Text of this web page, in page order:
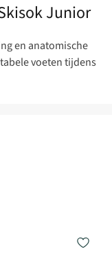
Junior
en anatomische
voeten tijdens